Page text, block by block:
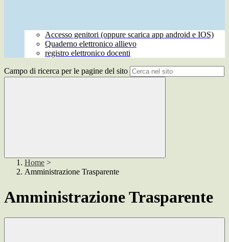
Accesso genitori (oppure scarica app android e IOS)
Quaderno elettronico allievo
registro elettronico docenti
Campo di ricerca per le pagine del sito
Home >
Amministrazione Trasparente
Amministrazione Trasparente